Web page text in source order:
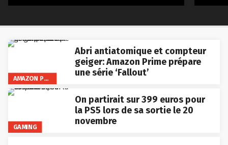
AMAZON PRIME VIDEO
Abri antiatomique et compteur
geiger: Amazon Prime prépare
une série ‘Fallout’
GAMING
On partirait sur 399 euros pour
la PS5 lors de sa sortie le 20
novembre